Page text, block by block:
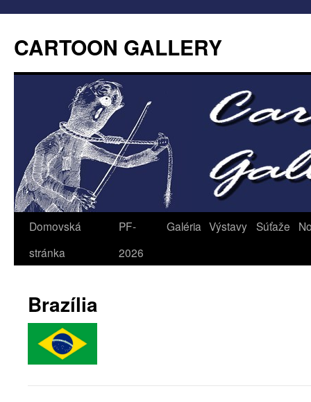
CARTOON GALLERY
Domovská
stránka
PF-
2026
Galéria Výstavy Súťaže
Brazília